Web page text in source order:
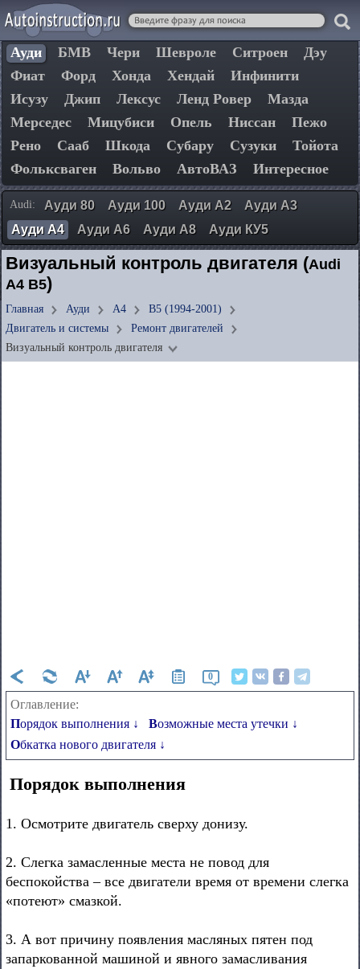
Ауди БМВ Чери Шевроле Ситроен
Дэу
Фиат
Форд Хонда Хендай
Инфинити
Исузу
Джип Лексус Ленд Ровер
Мазда
Мерседес
Мицубиси Опель Ниссан
Пежо
Рено
Сааб Шкода Субару Сузуки
Тойота
Фольксваген
Вольво АвтоВАЗ Интересное
Audi: Ауди 80 Ауди 100 Ауди А2
Ауди А3
Ауди А4
Ауди А6 Ауди А8 Ауди КУ5
Визуальный контроль двигателя (Audi
A4 B5)
Главная Ауди А4
B5 (1994-2001)
Двигатель и системы
Ремонт двигателей
Визуальный контроль двигателя
0
Оглавление:
Порядок выполнения ↓
Возможные места утечки ↓
Обкатка нового двигателя ↓
Порядок выполнения
1. Осмотрите двигатель сверху донизу.
2. Слегка замасленные места не повод для
беспокойства – все двигатели время от времени слегка
«потеют» смазкой.
3. А вот причину появления масляных пятен под
запаркованной машиной и явного замасливания